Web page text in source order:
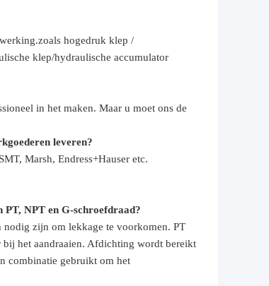
zoals hogedruk klep /
klep/hydraulische accumulator
in het maken. Maar u moet ons de
leveren?
Marsh, Endress+Hauser etc.
PT, NPT en G-schroefdraad?
zijn om lekkage te voorkomen. PT
bij het aandraaien. Afdichting wordt bereikt
combinatie gebruikt om het